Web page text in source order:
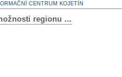
CENTRUM KOJETÍN
regionu ...